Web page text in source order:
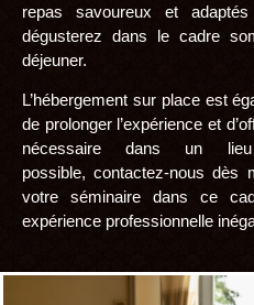
repas savoureux et
dégusterez dans le cadre
déjeuner.
L’hébergement sur place est
de prolonger l’expérience et
nécessaire dans un
possible,contactez-nous dès
votre séminaire dans ce
expérience professionnelle